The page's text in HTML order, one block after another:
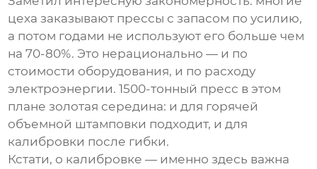
цеха заказывают прессы с запасом по усилию,
а потом годами не используют его больше чем
на 70-80%. Это нерационально — и по
стоимости оборудования, и по расходу
электроэнергии. 1500-тонный пресс в этом
плане золотая середина: и для горячей
объемной штамповки подходит, и для
калибровки после гибки.
Кстати, о калибровке — именно здесь важна